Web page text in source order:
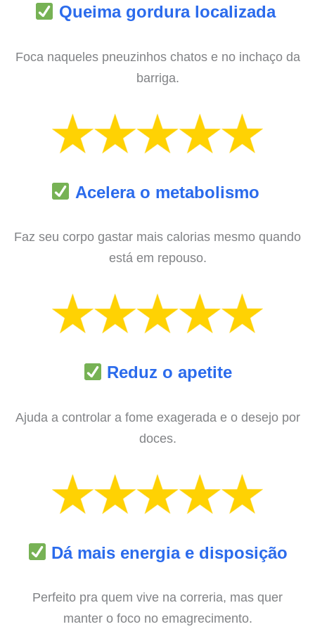
Queima gordura localizada
Foca naqueles pneuzinhos chatos e no inchaço da
barriga.
Acelera o metabolismo
Faz seu corpo gastar mais calorias mesmo quando
está em repouso.
Reduz o apetite
Ajuda a controlar a fome exagerada e o desejo por
doces.
Dá mais energia e disposição
Perfeito pra quem vive na correria, mas quer
manter o foco no emagrecimento.